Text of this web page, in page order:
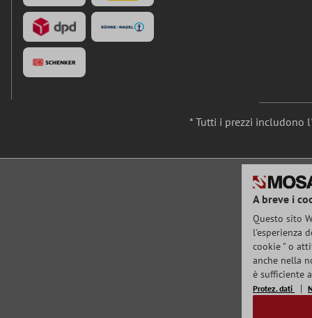
* Tutti i prezzi includono
A breve i
Questo sito
l'esperienza
cookie " o
anche nella
è sufficiente
Protez. dati